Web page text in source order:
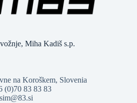
Miha Kadiš s.p.
na Koroškem, Slovenia
(0)70 83 83 83